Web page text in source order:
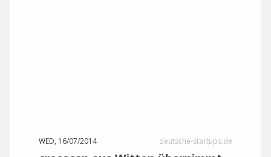
WED, 16/07/2014 deutsche-startups.de